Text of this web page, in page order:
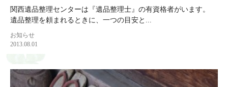
関西遺品整理センターは『遺品整理士』の有資格者がいます。
遺品整理を頼まれるときに、一つの目安と...
お知らせ
2013.08.01